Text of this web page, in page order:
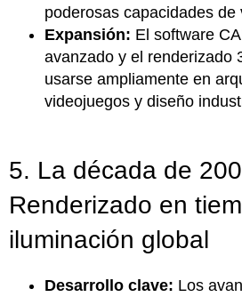
poderosas capacidades de
Expansión: El software
avanzado y el renderizado
usarse ampliamente en
videojuegos y diseño
5. La década de
Renderizado en
iluminación global
Desarrollo clave: Los